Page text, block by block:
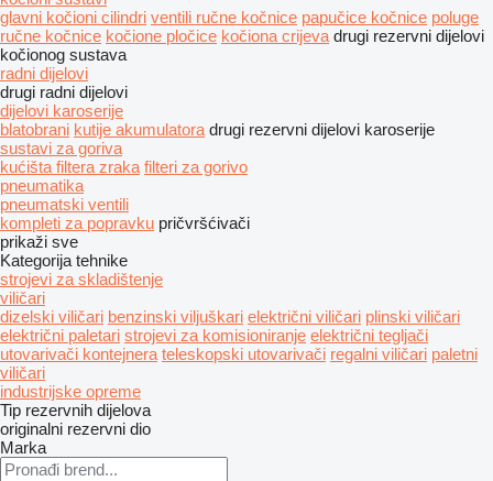
glavni kočioni cilindri ventili ručne kočnice papučice kočnice poluge
ručne kočnice kočione pločice kočiona crijeva drugi rezervni dijelovi
kočionog sustava
radni dijelovi
drugi radni dijelovi
dijelovi karoserije
blatobrani kutije akumulatora drugi rezervni dijelovi karoserije
sustavi za goriva
kućišta filtera zraka filteri za gorivo
pneumatika
pneumatski ventili
kompleti za popravku pričvršćivači
prikaži sve
Kategorija tehnike
strojevi za skladištenje
viličari
dizelski viličari benzinski viljuškari električni viličari plinski viličari
električni paletari strojevi za komisioniranje električni tegljači
utovarivači kontejnera teleskopski utovarivači regalni viličari paletni
viličari
industrijske opreme
Tip rezervnih dijelova
originalni rezervni dio
Marka